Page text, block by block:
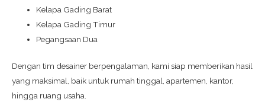
Kelapa Gading Barat
Kelapa Gading Timur
Pegangsaan Dua
Dengan tim desainer berpengalaman, kami siap memberikan hasil
yang maksimal, baik untuk rumah tinggal, apartemen, kantor,
hingga ruang usaha.